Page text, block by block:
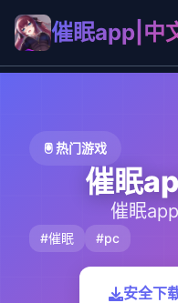
催眠app|中
🖲️ 热门游戏
催眠
催眠
#催眠 #pc
安全下